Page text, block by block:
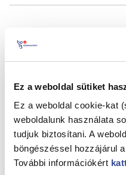
Ez a weboldal sütiket
Ez a weboldal cookie-kat
weboldalunk használata
tudjuk biztosítani. A
böngészéssel hozzájárul
További információkért
Kapcsolódó